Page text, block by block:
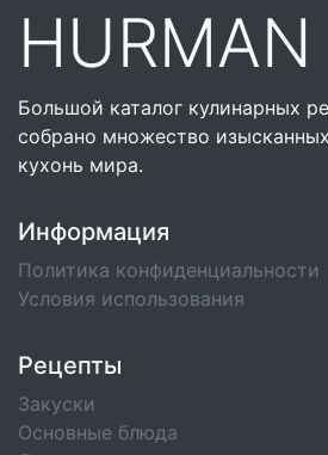
HURMAN
Большой каталог кулинарных
собрано множество
кухонь мира.
Информация
Политика конфиденциальности
Условия использования
Рецепты
Закуски
Основные блюда